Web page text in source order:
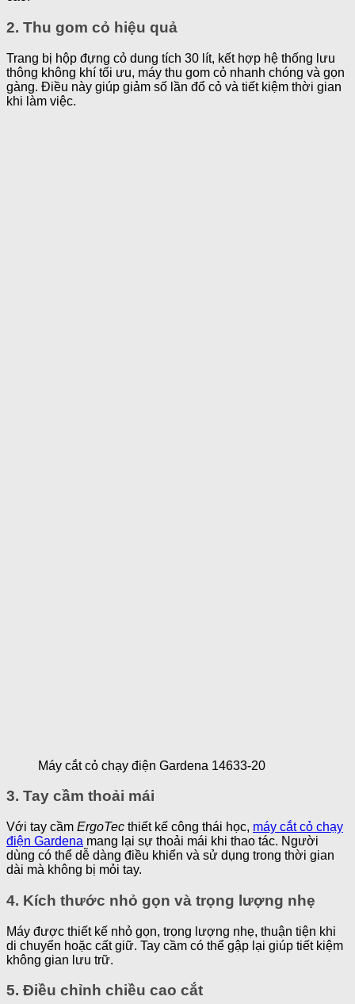
2. Thu gom cỏ hiệu quả
Trang bị hộp đựng cỏ dung tích 30 lít, kết hợp hệ thống lưu
thông không khí tối ưu, máy thu gom cỏ nhanh chóng và gọn
gàng. Điều này giúp giảm số lần đổ cỏ và tiết kiệm thời gian
khi làm việc.
Máy cắt cỏ chạy điện Gardena 14633-20
3. Tay cầm thoải mái
Với tay cầm ErgoTec thiết kế công thái học, máy cắt cỏ chạy
điện Gardena mang lại sự thoải mái khi thao tác. Người
dùng có thể dễ dàng điều khiển và sử dụng trong thời gian
dài mà không bị mỏi tay.
4. Kích thước nhỏ gọn và trọng lượng nhẹ
Máy được thiết kế nhỏ gọn, trọng lượng nhẹ, thuận tiện khi
di chuyển hoặc cất giữ. Tay cầm có thể gập lại giúp tiết kiệm
không gian lưu trữ.
5. Điều chỉnh chiều cao cắt